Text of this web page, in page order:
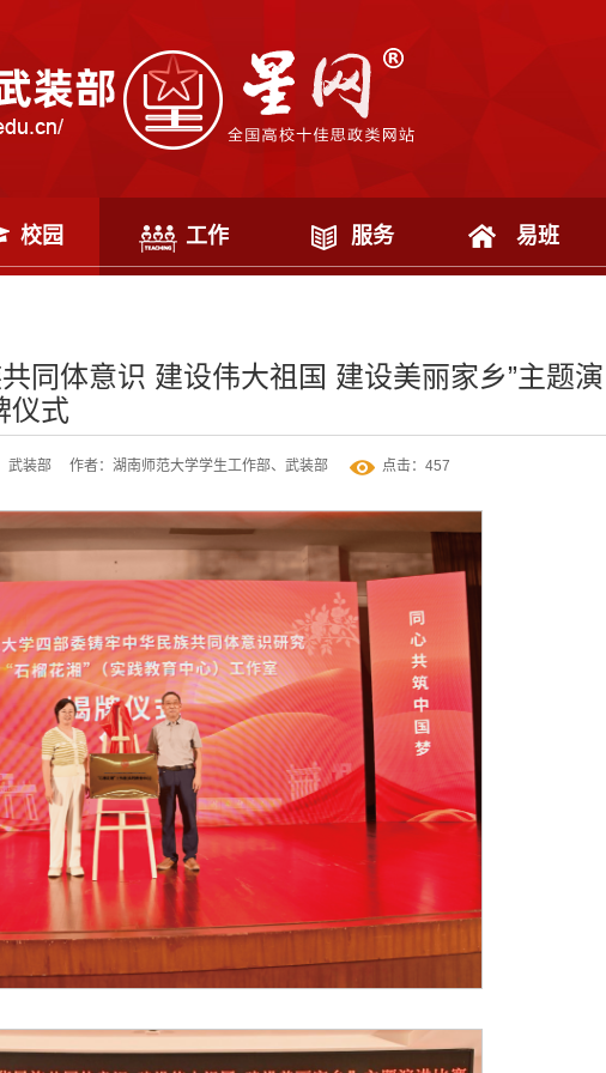
校园 工作 服务 易班
同体意识 建设伟大祖国 建设美丽家乡”主题演
仪式
武装部 作者：湖南师范大学学生工作部、武装部 点击： 457